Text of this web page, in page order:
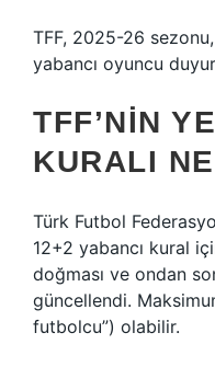
TFF, 2025-26
yabancı oyuncu
TFF’NIN
KURALI
Türk Futbol
12+2 yabancı kural
doğması ve ondan
güncellendi.
futbolcu”) olabilir.